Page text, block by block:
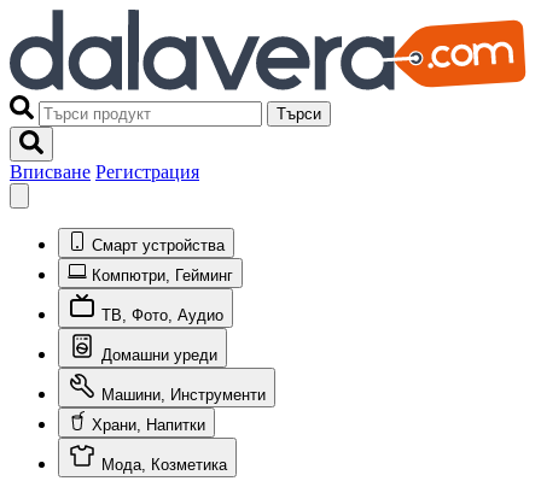
Търси
Вписване Регистрация
Смарт устройства
Компютри, Гейминг
ТВ, Фото, Аудио
Домашни уреди
Машини, Инструменти
Храни, Напитки
Мода, Козметика